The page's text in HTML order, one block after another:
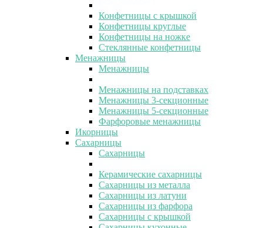
Конфетницы с крышкой
Конфетницы круглые
Конфетницы на ножке
Стеклянные конфетницы
Менажницы
Менажницы
Менажницы на подставках
Менажницы 3-секционные
Менажницы 5-секционные
Фарфоровые менажницы
Икорницы
Сахарницы
Сахарницы
Керамические сахарницы
Сахарницы из металла
Сахарницы из латуни
Сахарницы из фарфора
Сахарницы с крышкой